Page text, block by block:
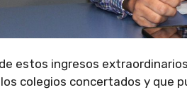
estos ingresos
colegios concertados y que